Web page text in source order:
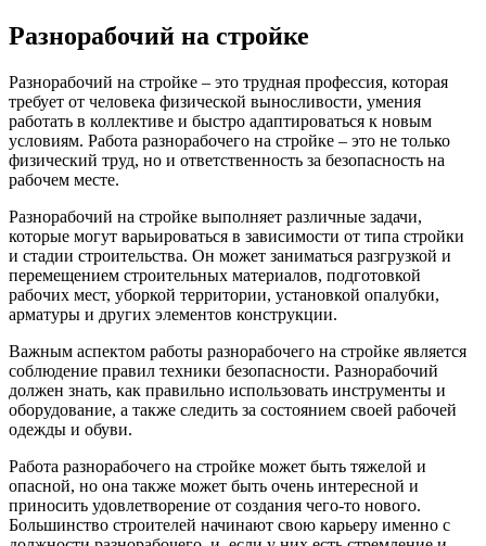
Разнорабочий на стройке
Разнорабочий на стройке – это трудная профессия, которая
требует от человека физической выносливости, умения
работать в коллективе и быстро адаптироваться к новым
условиям. Работа разнорабочего на стройке – это не только
физический труд, но и ответственность за безопасность на
рабочем месте.
Разнорабочий на стройке выполняет различные задачи,
которые могут варьироваться в зависимости от типа стройки
и стадии строительства. Он может заниматься разгрузкой и
перемещением строительных материалов, подготовкой
рабочих мест, уборкой территории, установкой опалубки,
арматуры и других элементов конструкции.
Важным аспектом работы разнорабочего на стройке является
соблюдение правил техники безопасности. Разнорабочий
должен знать, как правильно использовать инструменты и
оборудование, а также следить за состоянием своей рабочей
одежды и обуви.
Работа разнорабочего на стройке может быть тяжелой и
опасной, но она также может быть очень интересной и
приносить удовлетворение от создания чего-то нового.
Большинство строителей начинают свою карьеру именно с